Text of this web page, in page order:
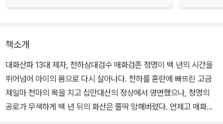
책소개
대화산파 13대 제자, 천하삼대검수 매화검존 청명이 백 년의 시간을
뛰어넘어 아이의 몸으로 다시 살아나다. 천하를 혼란에 빠뜨린 고금
제일마 천마의 목을 치고 십만대산의 정상에서 영면했으나, 청명의
공로가 무색하게 백 년 뒤의 화산은 쫄딱 망해버렸다. 언제고 매화는